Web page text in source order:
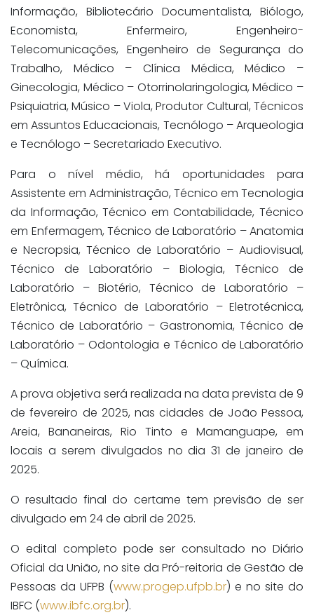
Informação, Bibliotecário Documentalista, Biólogo,
Economista, Enfermeiro, Engenheiro-
Telecomunicações, Engenheiro de Segurança do
Trabalho, Médico – Clínica Médica, Médico –
Ginecologia, Médico – Otorrinolaringologia, Médico –
Psiquiatria, Músico – Viola, Produtor Cultural, Técnicos
em Assuntos Educacionais, Tecnólogo – Arqueologia
e Tecnólogo – Secretariado Executivo.
Para o nível médio, há oportunidades para
Assistente em Administração, Técnico em Tecnologia
da Informação, Técnico em Contabilidade, Técnico
em Enfermagem, Técnico de Laboratório – Anatomia
e Necropsia, Técnico de Laboratório – Audiovisual,
Técnico de Laboratório – Biologia, Técnico de
Laboratório – Biotério, Técnico de Laboratório –
Eletrônica, Técnico de Laboratório – Eletrotécnica,
Técnico de Laboratório – Gastronomia, Técnico de
Laboratório – Odontologia e Técnico de Laboratório
– Química.
A prova objetiva será realizada na data prevista de 9
de fevereiro de 2025, nas cidades de João Pessoa,
Areia, Bananeiras, Rio Tinto e Mamanguape, em
locais a serem divulgados no dia 31 de janeiro de
2025.
O resultado final do certame tem previsão de ser
divulgado em 24 de abril de 2025.
O edital completo pode ser consultado no Diário
Oficial da União, no site da Pró-reitoria de Gestão de
Pessoas da UFPB (www.progep.ufpb.br) e no site do
IBFC (www.ibfc.org.br).